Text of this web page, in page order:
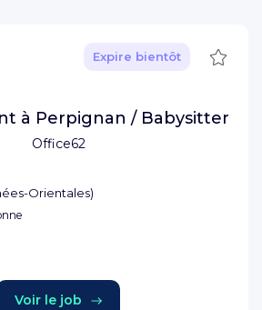
Office62
Expire bientôt
à Perpignan / Babysitter
Orientales)
Voir le job